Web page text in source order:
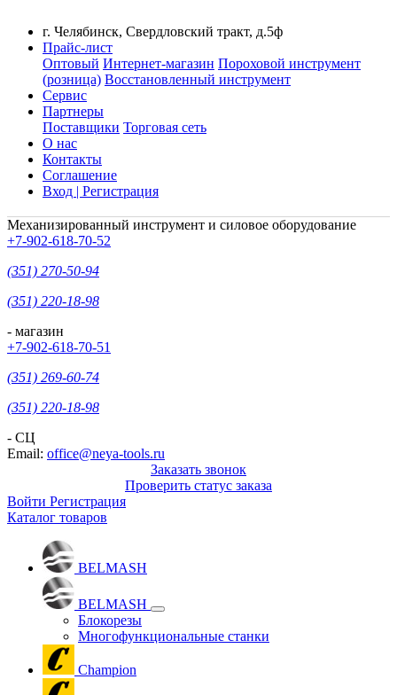
г. Челябинск, Свердловский тракт, д.5ф
Прайс-лист
Оптовый Интернет-магазин Пороховой инструмент
(розница) Восстановленный инструмент
Сервис
Партнеры
Поставщики Торговая сеть
О нас
Контакты
Соглашение
Вход | Регистрация
Механизированный инструмент и силовое оборудование
+7-902-618-70-52
(351) 270-50-94
(351) 220-18-98
- магазин
+7-902-618-70-51
(351) 269-60-74
(351) 220-18-98
- СЦ
Email: office@neya-tools.ru
Заказать звонок
Проверить статус заказа
Войти Регистрация
Каталог товаров
BELMASH
BELMASH
Блокорезы
Многофункциональные станки
Champion